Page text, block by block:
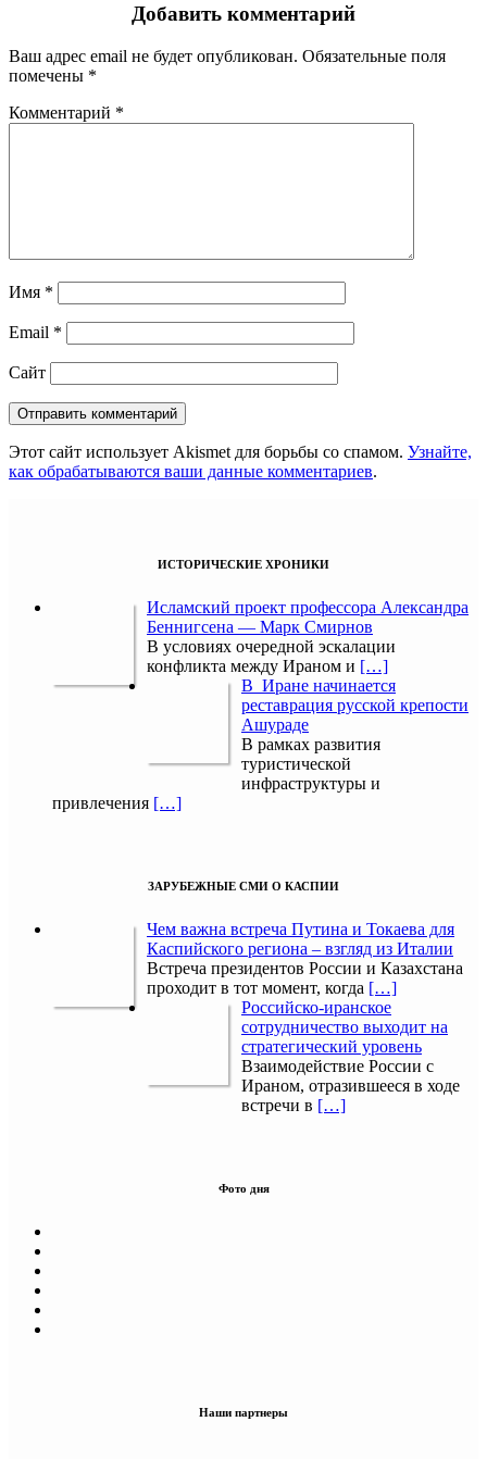
Добавить комментарий
Ваш адрес email не будет опубликован. Обязательные поля
помечены *
Комментарий *
Имя *
Email *
Сайт
Этот сайт использует Akismet для борьбы со спамом. Узнайте,
как обрабатываются ваши данные комментариев.
ИСТОРИЧЕСКИЕ ХРОНИКИ
Исламский проект профессора Александра
Беннигсена — Марк Смирнов
В условиях очередной эскалации
конфликта между Ираном и […]
В Иране начинается
реставрация русской крепости
Ашураде
В рамках развития
туристической
инфраструктуры и
привлечения […]
ЗАРУБЕЖНЫЕ СМИ О КАСПИИ
Чем важна встреча Путина и Токаева для
Каспийского региона – взгляд из Италии
Встреча президентов России и Казахстана
проходит в тот момент, когда […]
Российско-иранское
сотрудничество выходит на
стратегический уровень
Взаимодействие России с
Ираном, отразившееся в ходе
встречи в […]
Фото дня
Наши партнеры